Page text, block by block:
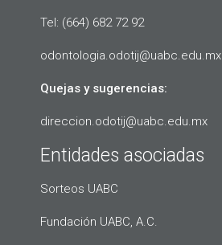
Tel: (664) 682 72 92
odontologia.odotij@uabc.edu.mx
Quejas y sugerencias:
direccion.odotij@uabc.edu.mx
Entidades asociadas
Sorteos UABC
Fundación UABC, A.C.